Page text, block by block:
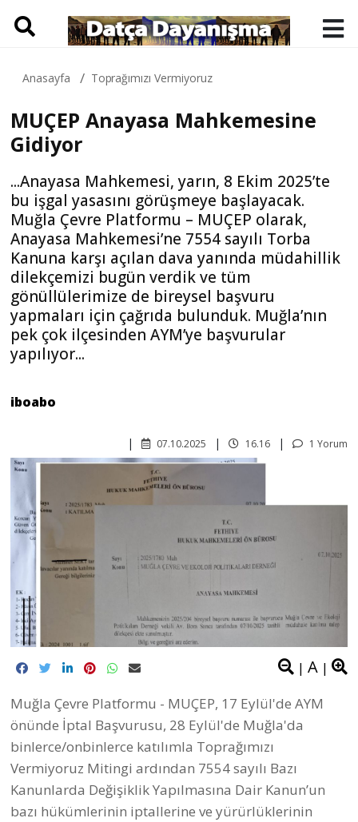
Anasayfa Toprağımızı Vermiyoruz
MUÇEP Anayasa Mahkemesine
Gidiyor
...Anayasa Mahkemesi, yarın, 8 Ekim 2025’te
bu işgal yasasını görüşmeye başlayacak.
Muğla Çevre Platformu – MUÇEP olarak,
Anayasa Mahkemesi’ne 7554 sayılı Torba
Kanuna karşı açılan dava yanında müdahillik
dilekçemizi bugün verdik ve tüm
gönüllülerimize de bireysel başvuru
yapmaları için çağrıda bulunduk. Muğla’nın
pek çok ilçesinden AYM’ye başvurular
yapılıyor...
iboabo
1 Yorum
16.16
07.10.2025
| A |
Muğla Çevre Platformu - MUÇEP, 17 Eylül'de AYM
önünde İptal Başvurusu, 28 Eylül'de Muğla'da
binlerce/onbinlerce katılımla Toprağımızı
Vermiyoruz Mitingi ardından 7554 sayılı Bazı
Kanunlarda Değişiklik Yapılmasına Dair Kanun’un
bazı hükümlerinin iptallerine ve yürürlüklerinin